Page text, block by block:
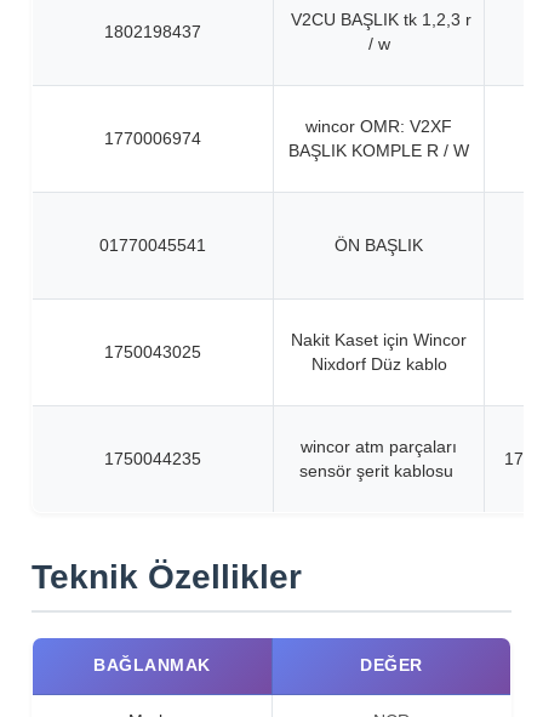
1802198437
V2CU BAŞLIK tk 1,2,3 r
/ w
1770006974
wincor OMR: V2XF
BAŞLIK KOMPLE R / W
01770045541 ÖN BAŞLIK
1750043025
Nakit Kaset için Wincor
Nixdorf Düz kablo
1750044235
wincor atm parçaları
sensör şerit kablosu
Teknik Özellikler
BAĞLANMAK DEĞER